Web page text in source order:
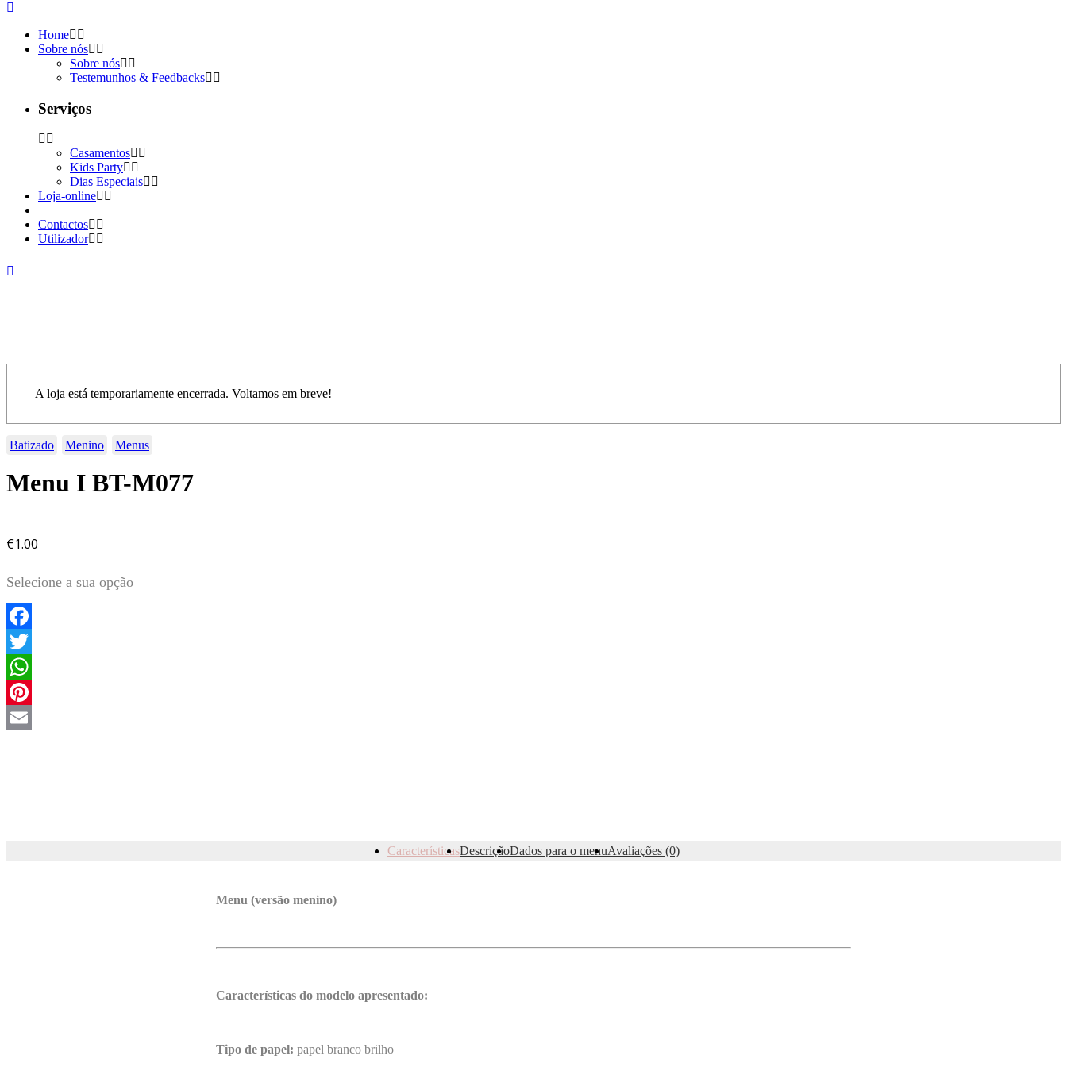
Home
Sobre nós
Sobre nós
Testemunhos & Feedbacks
Serviços
Casamentos
Kids Party
Dias Especiais
Loja-online
Contactos
Utilizador
A loja está temporariamente encerrada. Voltamos em breve!
Batizado Menino Menus
Menu I BT-M077
€1.00
Selecione a sua opção
Facebook
Twitter
WhatsApp
Pinterest
CaracterísticasDescriçãoDados para o menuAvaliações (0)
Menu (versão menino)
Características do modelo apresentado:
Tipo de papel: papel branco brilho